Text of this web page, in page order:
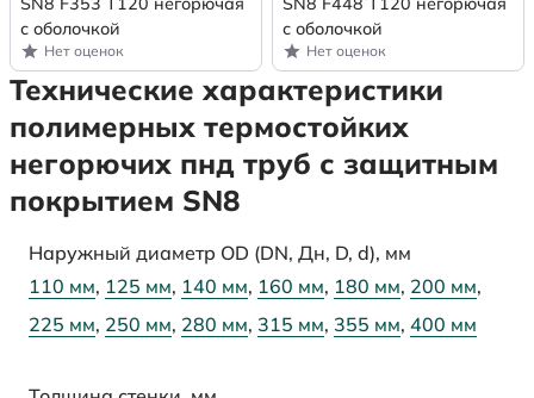
с оболочкой
Нет оценок
с оболочкой
Нет оценок
Технические характеристики
полимерных термостойких
негорючих пнд труб с защитным
покрытием SN8
Наружный диаметр OD (DN, Дн, D, d), мм
110 мм, 125 мм, 140 мм, 160 мм, 180 мм, 200 мм,
225 мм, 250 мм, 280 мм, 315 мм, 355 мм, 400 мм